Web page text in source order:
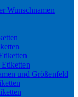
Wunschnamen
und Größenfeld